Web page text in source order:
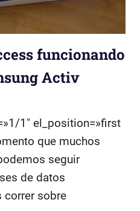
funcionando
Activ
1″ el_position=»first
que muchos
seguir
de datos
correr sobre